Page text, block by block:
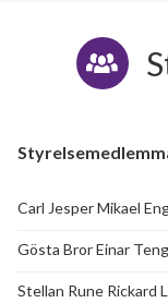
Carl Jesper Mikael
Gösta Bror Einar
Stellan Rune Rickard